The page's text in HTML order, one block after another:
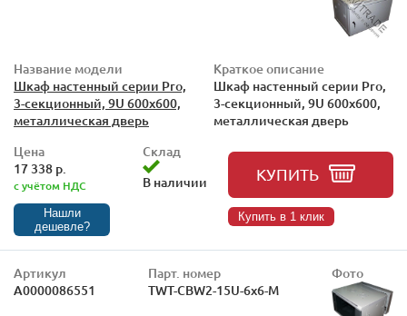
Название модели
Шкаф настенный серии Pro,
3-секционный, 9U 600x600,
металлическая дверь
Краткое описание
Шкаф настенный серии Pro,
3-секционный, 9U 600x600,
металлическая дверь
Цена
17 338 р.
с учётом НДС
Нашли
дешевле?
Склад
В наличии
КУПИТЬ
Купить в 1 клик
Артикул
А0000086551
Парт. номер
TWT-CBW2-15U-6x6-M
Фото